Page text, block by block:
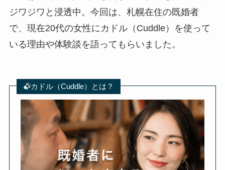
ジワジワと浸透中。今回は、札幌在住の既婚者
で、現在20代の女性にカドル（Cuddle）を使って
いる理由や体験談を語ってもらいました。
カドル（Cuddle）とは？